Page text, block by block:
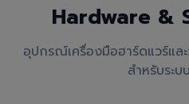
Hardware &
อุปกรณ์เครื่องมือฮาร์ดแวร์แ
สำหรับระบ